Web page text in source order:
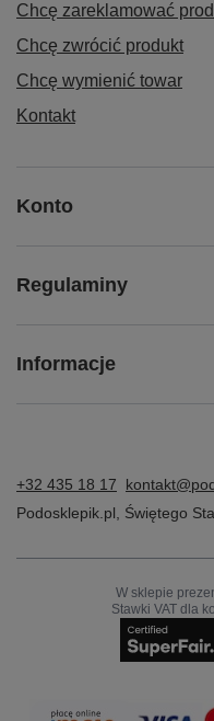
Chcę zareklamować
Chcę zwrócić produkt
Chcę wymienić towar
Kontakt
Konto
Regulaminy
Informacje
+32 435 18 17
Podosklepik.pl
Świętego
W sklepie
Stawki VAT dla